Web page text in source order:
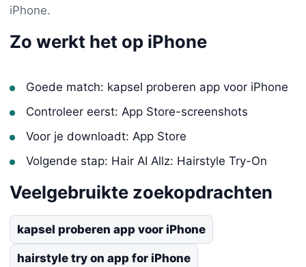
iPhone.
Zo werkt het op iPhone
Goede match: kapsel proberen app voor iPhone
Controleer eerst: App Store-screenshots
Voor je downloadt: App Store
Volgende stap: Hair AI Allz: Hairstyle Try-On
Veelgebruikte zoekopdrachten
kapsel proberen app voor iPhone
hairstyle try on app for iPhone